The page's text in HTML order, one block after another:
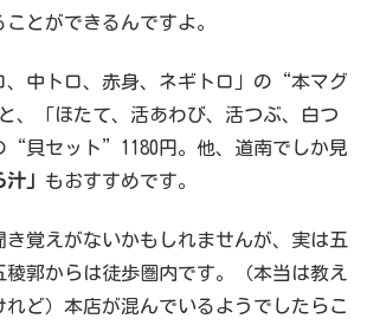
とができるんですよ。
、中トロ、赤身、ネギトロ」の“本マグ
、「ほたて、活あわび、活つぶ、白つ
“貝セット”1180円。他、道南でしか見
汁」 もおすすめです。
き覚えがないかもしれませんが、実は五
稜郭からは徒歩圏内です。（本当は教え
れど）本店が混んでいるようでしたらこ